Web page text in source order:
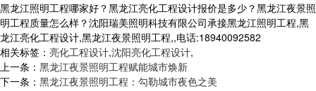
黑龙江照明工程哪家好？黑龙江亮化工程设计报价是多少？黑龙江夜景照
明工程质量怎么样？沈阳瑞美照明科技有限公司承接黑龙江照明工程,黑
龙江亮化工程设计,黑龙江夜景照明工程,,电话:18940092582
相关标签： 亮化工程设计,沈阳亮化工程设计,
上一条： 黑龙江夜景照明工程赋能城市焕新
下一条： 黑龙江夜景照明工程：勾勒城市夜色之美